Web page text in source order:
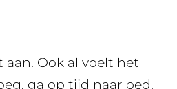
aan. Ook al voelt het
ga op tijd naar bed,